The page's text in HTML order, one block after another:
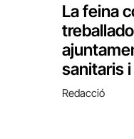
La feina
sanitaris
Redacció